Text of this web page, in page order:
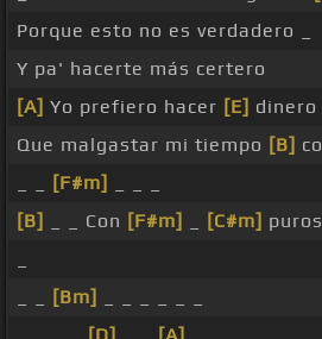
Porque esto no es verdadero _
Y pa' hacerte más certero
[A] Yo prefiero hacer [E] dinero
Que malgastar mi tiempo [B]
[F#m]
[B]
_ _ Con [F#m] [C#m]
[Bm]